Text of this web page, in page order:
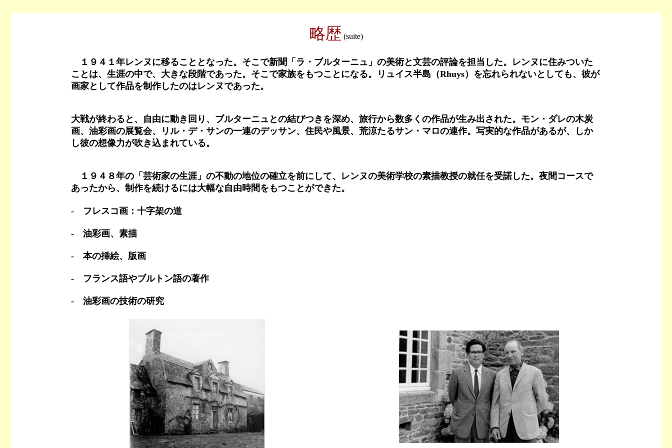
略歴 (suite)
１９４１年レンヌに移ることとなった。そこで新聞「ラ・ブルターニュ」の美術と文芸の評論を担当した。レンヌに住みついた
ことは、生涯の中で、大きな段階であった。そこで家族をもつことになる。リュイス半島（Rhuys）を忘れられないとしても、彼が
画家として作品を制作したのはレンヌであった。
大戦が終わると、自由に動き回り、ブルターニュとの結びつきを深め、旅行から数多くの作品が生み出された。モン・ダレの木炭
画、油彩画の展覧会、リル・デ・サンの一連のデッサン、住民や風景、荒涼たるサン・マロの連作。写実的な作品があるが、しか
し彼の想像力が吹き込まれている。
１９４８年の「芸術家の生涯」の不動の地位の確立を前にして、レンヌの美術学校の素描教授の就任を受諾した。夜間コースで
あったから、制作を続けるには大幅な自由時間をもつことができた。
- フレスコ画：十字架の道
- 油彩画、素描
- 本の挿絵、版画
- フランス語やブルトン語の著作
- 油彩画の技術の研究